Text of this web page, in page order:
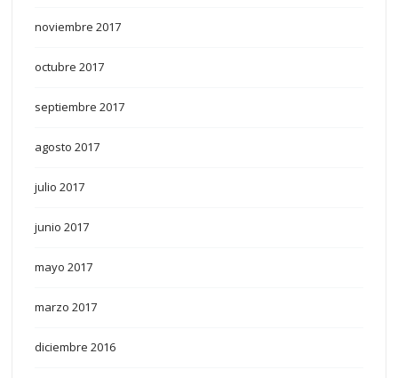
noviembre 2017
octubre 2017
septiembre 2017
agosto 2017
julio 2017
junio 2017
mayo 2017
marzo 2017
diciembre 2016